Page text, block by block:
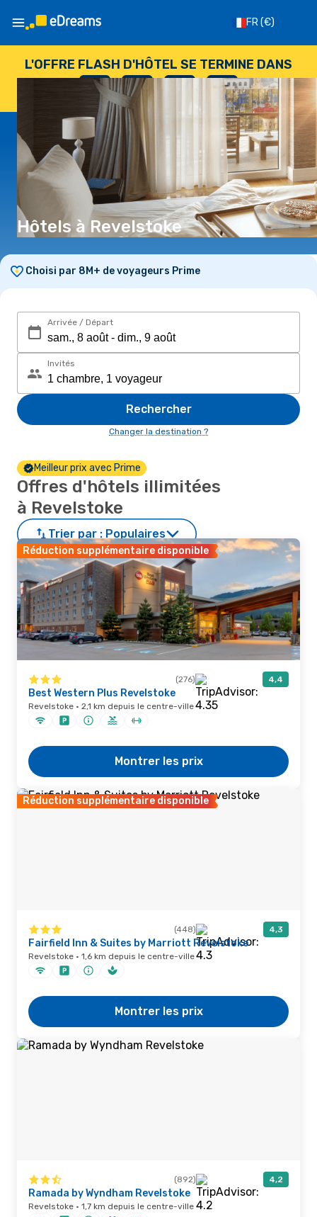
FR(€)
L'OFFRE FLASH D'HÔTEL SE TERMINE DANS
--
JOURS
: --
HEURES
: --
SECONDES
Hôtels à Revelstoke
Choisi par 8M+ de voyageurs Prime
Arrivée / Départ
Invités
Rechercher
Changer la destination ?
Meilleur prix avec Prime
Offres d'hôtels illimitées
à Revelstoke
Trier par : Populaires
Réduction supplémentaire disponible
(276) 4,4
Best Western Plus Revelstoke
Revelstoke · 2,1 km depuis le centre-ville
Montrer les prix
Réduction supplémentaire disponible
(448) 4,3
Fairfield Inn & Suites by Marriott Revelstoke
Revelstoke · 1,6 km depuis le centre-ville
Montrer les prix
(892) 4,2
Ramada by Wyndham Revelstoke
Revelstoke · 1,7 km depuis le centre-ville